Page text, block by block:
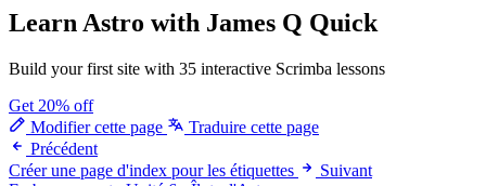
Learn Astro with James Q Quick
Build your first site with 35 interactive Scrimba lessons
Get 20% off
Modifier cette page
Traduire cette page
Précédent
Créer une page d'index pour les étiquettes
Suivant